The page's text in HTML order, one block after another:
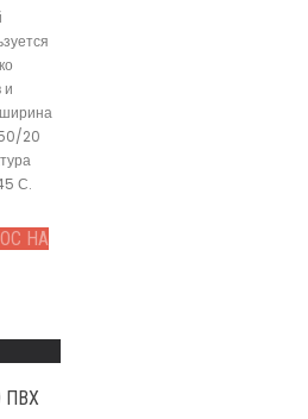
и
20
С.
НА
ПВХ